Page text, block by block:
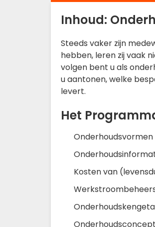
Inhoud:
Steeds vaker zijn
hebben, leren zij vaak
volgen bent u als
u aantonen, welke
levert.
Het
Onderhoudsvormen
Kosten van
Onderhoudsconcept